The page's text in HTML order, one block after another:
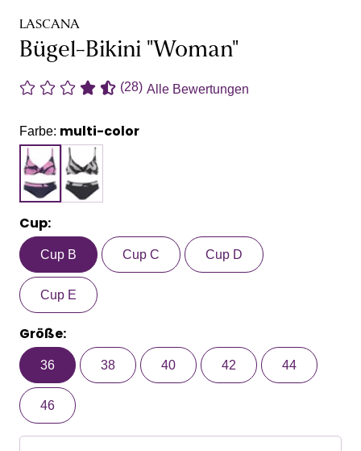
LASCANA
Bügel-Bikini "Woman"
(28) Alle Bewertungen
Farbe: multi-color
Cup:
Cup B Cup C Cup D
Cup E
Größe:
36 38 40 42 44
46